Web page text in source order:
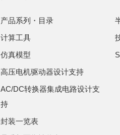
产品系列・目录
计算工具
仿真模型
高压电机驱动器设计支持
AC/DC转换器集成电路设计支
持
封装一览表